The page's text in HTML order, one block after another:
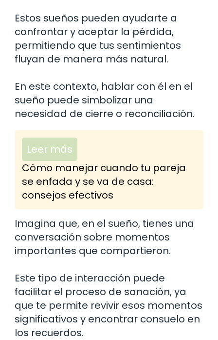
Estos sueños pueden ayudarte a
confrontar y aceptar la pérdida,
permitiendo que tus sentimientos
fluyan de manera más natural.
En este contexto, hablar con él en el
sueño puede simbolizar una
necesidad de cierre o reconciliación.
Leer más
Cómo manejar cuando tu pareja
se enfada y se va de casa:
consejos efectivos
Imagina que, en el sueño, tienes una
conversación sobre momentos
importantes que compartieron.
Este tipo de interacción puede
facilitar el proceso de sanación, ya
que te permite revivir esos momentos
significativos y encontrar consuelo en
los recuerdos.